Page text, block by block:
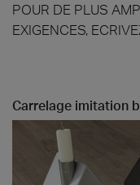
POUR DE PLUS
EXIGENCES,
Carrelage imitation